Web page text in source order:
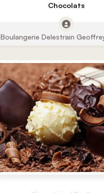
Chocolats
Boulangerie Delestrain